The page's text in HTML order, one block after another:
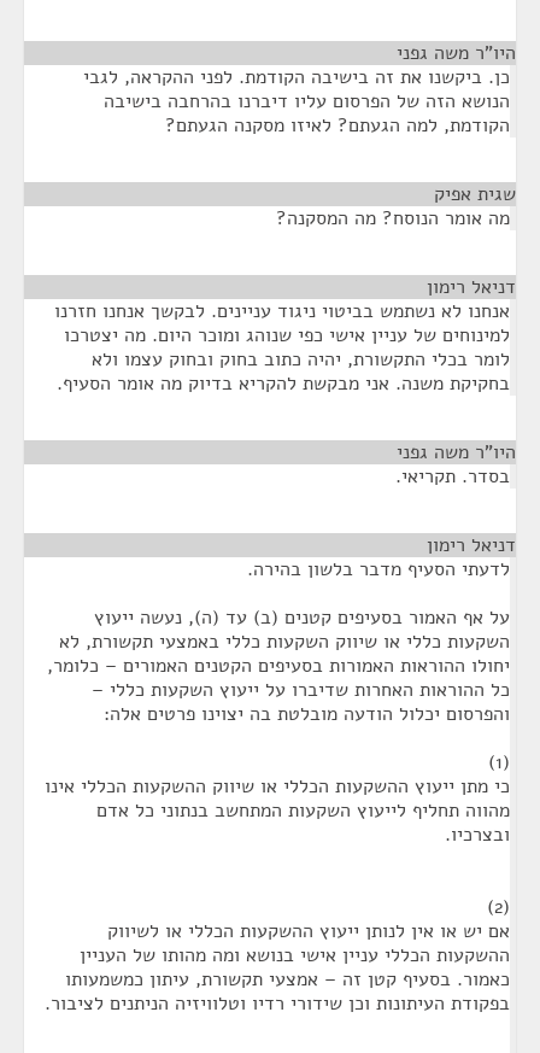
היו"ר משה גפני
כן. ביקשנו את זה בישיבה הקודמת. לפני ההקראה, לגבי
הנושא הזה של הפרסום עליו דיברנו בהרחבה בישיבה
הקודמת, למה הגעתם? לאיזו מסקנה הגעתם?
שגית אפיק
מה אומר הנוסח? מה המסקנה?
דניאל רימון
אנחנו לא נשתמש בביטוי ניגוד עניינים. לבקשך אנחנו חזרנו
למינוחים של עניין אישי כפי שנוהג ומוכר היום. מה יצטרכו
לומר בכלי התקשורת, יהיה כתוב בחוק ובחוק עצמו ולא
בחקיקת משנה. אני מבקשת להקריא בדיוק מה אומר הסעיף.
היו"ר משה גפני
בסדר. תקריאי.
דניאל רימון
לדעתי הסעיף מדבר בלשון בהירה.
על אף האמור בסעיפים קטנים (ב) עד (ה), נעשה ייעוץ
השקעות כללי או שיווק השקעות כללי באמצעי תקשורת, לא
יחולו ההוראות האמורות בסעיפים הקטנים האמורים – כלומר,
כל ההוראות האחרות שדיברו על ייעוץ השקעות כללי –
והפרסום יכלול הודעה מובלטת בה יצוינו פרטים אלה:
(1)
כי מתן ייעוץ ההשקעות הכללי או שיווק ההשקעות הכללי אינו
מהווה תחליף לייעוץ השקעות המתחשב בנתוני כל אדם
ובצרכיו.
(2)
אם יש או אין לנותן ייעוץ ההשקעות הכללי או לשיווק
ההשקעות הכללי עניין אישי בנושא ומה מהותו של העניין
כאמור. בסעיף קטן זה – אמצעי תקשורת, עיתון כמשמעותו
בפקודת העיתונות וכן שידורי רדיו וטלוויזיה הניתנים לציבור.